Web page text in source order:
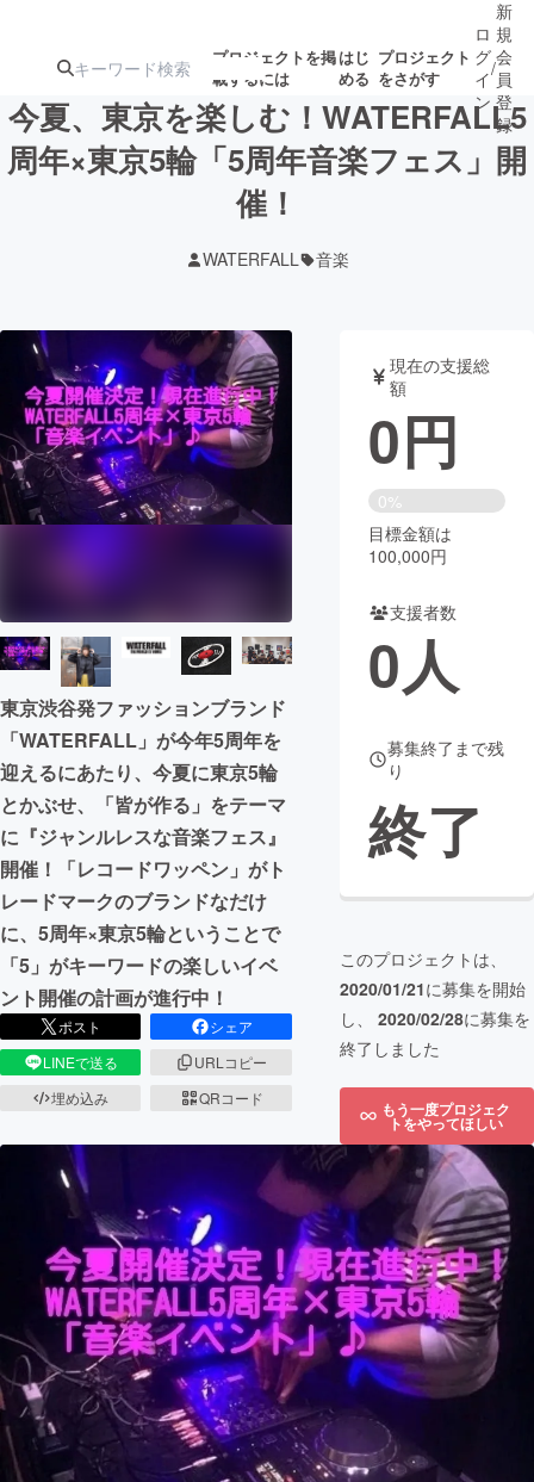
プロジェクトを掲
載するには
はじ
める
プロジェクト
をさがす
注目の新着プロ
テクノロジー・ガジェット
映像・映画 書籍・雑誌
ビジネス・起業 チャレンジ
まちづくり・地域活性化
CAMPFIRE for Social Good CAMPFIRE Creation
CAMPFIREふるさと納税
コミュニティ
ロ
グ
イ
ン
/
新
規
会
員
登
録
今夏、東京を楽しむ！WATERFALL5
周年×東京5輪「5周年音楽フェス」開
催！
WATERFALL 音楽
東京渋谷発ファッションブランド
「WATERFALL」が今年5周年を
迎えるにあたり、今夏に東京5輪
とかぶせ、「皆が作る」をテーマ
に『ジャンルレスな音楽フェス』
開催！「レコードワッペン」がト
レードマークのブランドなだけ
に、5周年×東京5輪ということで
「5」がキーワードの楽しいイベ
ント開催の計画が進行中！
ポスト
シェア
LINEで送る
URLコピー
埋め込み
QRコード
現在の支援総
額
0円
0%
目標金額は
100,000円
支援者数
0人
募集終了まで残
り
終了
このプロジェクトは、
2020/01/21に募集を開始
し、 2020/02/28に募集を
終了しました
もう一度プロジェク
トをやってほしい